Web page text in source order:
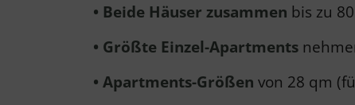
• Beide Häuser zusammen bis zu
• Größte Einzel-Apartments
• Apartments-Größen von 28 qm